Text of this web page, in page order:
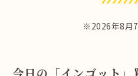
2026年8月
今日の「インゴット」